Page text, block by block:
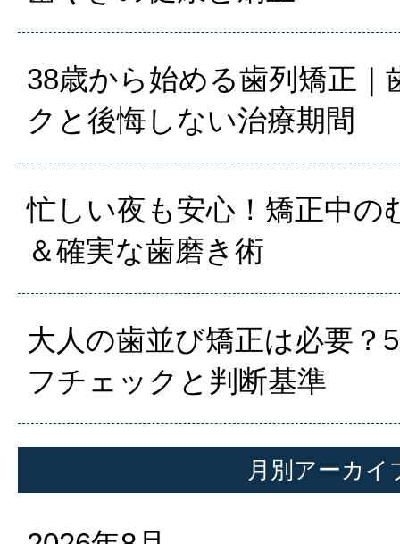
38歳から始める歯列矯正｜
クと後悔しない治療期間
忙しい夜も安心！矯正中の
＆確実な歯磨き術
大人の歯並び矯正は必要？
フチェックと判断基準
月別アーカイ